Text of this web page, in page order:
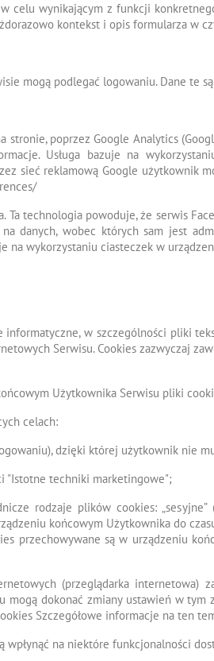
celu wynikającym z funkcji
kontekst i opis formularza w
mogą podlegać logowaniu. Dane te
stronie, poprzez Google Analytics
Usługa bazuje na
sieć reklamową Google użytkownik
Ta technologia powoduje, że serwis
danych, wobec których sam jest
na wykorzystaniu ciasteczek w
informatyczne, w szczególności pliki
Serwisu. Cookies zazwyczaj
Użytkownika Serwisu pliki
celach:
dzięki której użytkownik nie
"Istotne techniki marketingowe";
rodzaje plików cookies: „sesyjne”
końcowym Użytkownika do
przechowywane są w urządzeniu
(przeglądarka
mogą dokonać zmiany ustawień w
Szczegółowe informacje na ten
wpłynąć na niektóre funkcjonalności